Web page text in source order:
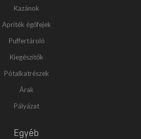
Kazánok
Apríték égőfejek
Puffertároló
Kiegészítők
Pótalkatrészek
Árak
Pályázat
Egyéb